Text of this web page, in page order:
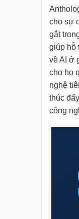
cho sự
gắt
giúp hỗ
về AI ở
cho họ
nghệ
thúc
công